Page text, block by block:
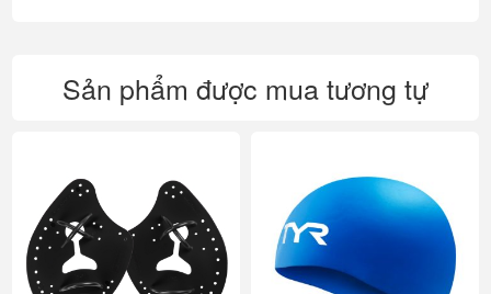
Sản phẩm được mua tương tự